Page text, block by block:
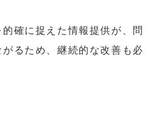
確に捉えた情報提供が、問
るため、継続的な改善も必